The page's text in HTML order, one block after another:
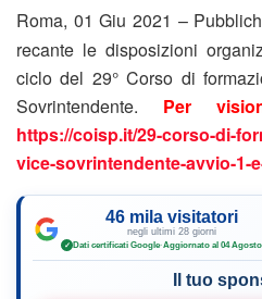
Roma, 01 Giu 2021 –
recante le disposizioni
ciclo del 29° Corso di
Sovrintendente. Per
https://coisp.it/29-corso-di-
vice-sovrintendente-avvio-1-
46 mila visitatori
negli ultimi 28 giorni
✓ Dati certificati Google·Aggiornato al 04 Agosto
Il tuo